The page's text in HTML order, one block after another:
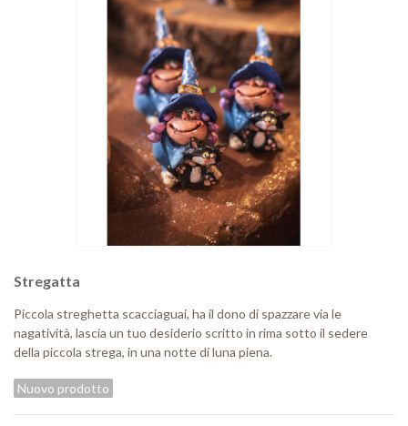
Stregatta
Piccola streghetta scacciaguai, ha il dono di spazzare via le
nagatività, lascia un tuo desiderio scritto in rima sotto il sedere
della piccola strega, in una notte di luna piena.
Nuovo prodotto